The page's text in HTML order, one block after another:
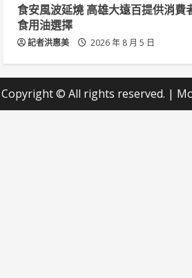
食安風波延燒 高雄大遠百提供消費
食用油選擇
記者洪惠美 2026 年 8 月 5 日
Copyright © All rights reserved. |